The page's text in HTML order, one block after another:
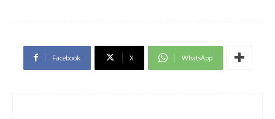
Facebook X WhatsApp